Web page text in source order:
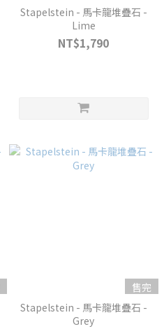
Stapelstein - 馬卡龍堆疊石 -
Lime
NT$1,790
售完
Stapelstein - 馬卡龍堆疊石 -
Grey